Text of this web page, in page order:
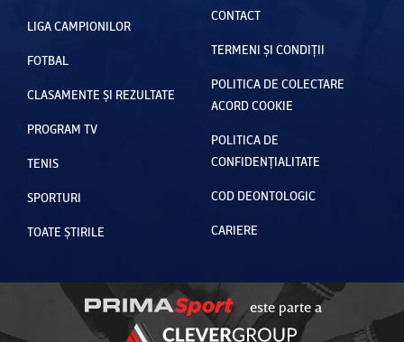
LIGA CAMPIONILOR
FOTBAL
CLASAMENTE ȘI REZULTATE
PROGRAM TV
TENIS
SPORTURI
TOATE ȘTIRILE
CONTACT
TERMENI ȘI CONDIȚII
POLITICA DE COLECTARE
ACORD COOKIE
POLITICA DE
CONFIDENȚIALITATE
COD DEONTOLOGIC
CARIERE
este parte a